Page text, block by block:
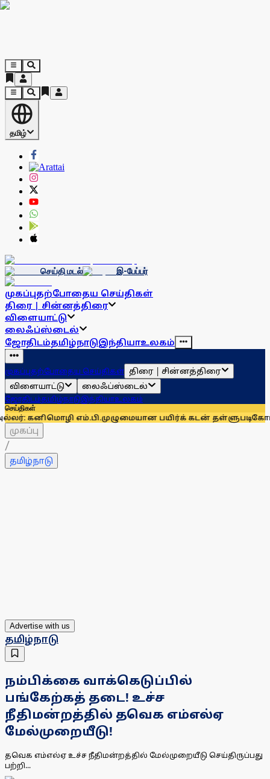
தமிழ்
செய்தி மடல் இ-பேப்பர்
முகப்புதற்போதைய செய்திகள்
திரை | சின்னத்திரை
விளையாட்டு
லைஃப்ஸ்டைல்
ஜோதிடம்தமிழ்நாடுஇந்தியாஉலகம்
முகப்புதற்போதைய செய்திகள் திரை | சின்னத்திரை
விளையாட்டு
லைஃப்ஸ்டைல்
ஜோதிடம்தமிழ்நாடுஇந்தியாஉலகம்
செய்திகள்
எம்.பி.முழுமையான பயிர்க் கடன் தள்ளுபடிகோரி ஆக. 14-
முகப்பு
/
தமிழ்நாடு
Advertise with us
தமிழ்நாடு
நம்பிக்கை வாக்கெடுப்பில்
பங்கேற்கத் தடை! உச்ச
நீதிமன்றத்தில் தவெக எம்எல்ஏ
மேல்முறையீடு!
தவெக எம்எல்ஏ உச்ச நீதிமன்றத்தில் மேல்முறையீடு செய்திருப்பது
பற்றி...